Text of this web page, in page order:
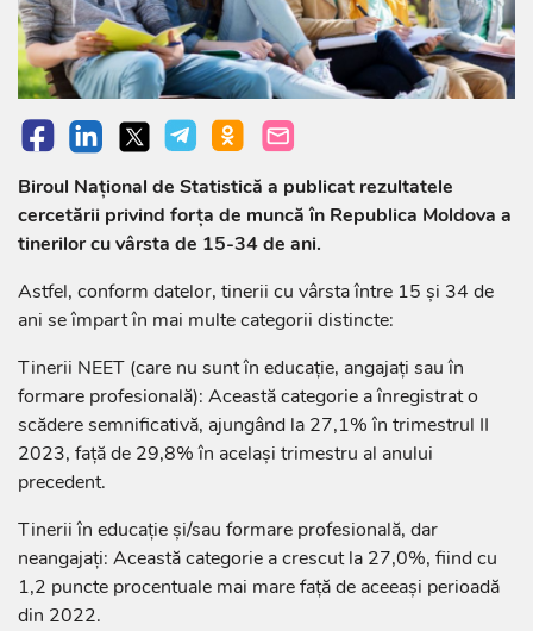
Biroul Național de Statistică a publicat rezultatele
cercetării privind forța de muncă în Republica Moldova a
tinerilor cu vârsta de 15-34 de ani.
Astfel, conform datelor, tinerii cu vârsta între 15 și 34 de
ani se împart în mai multe categorii distincte:
Tinerii NEET (care nu sunt în educație, angajați sau în
formare profesională): Această categorie a înregistrat o
scădere semnificativă, ajungând la 27,1% în trimestrul II
2023, față de 29,8% în același trimestru al anului
precedent.
Tinerii în educație și/sau formare profesională, dar
neangajați: Această categorie a crescut la 27,0%, fiind cu
1,2 puncte procentuale mai mare față de aceeași perioadă
din 2022.